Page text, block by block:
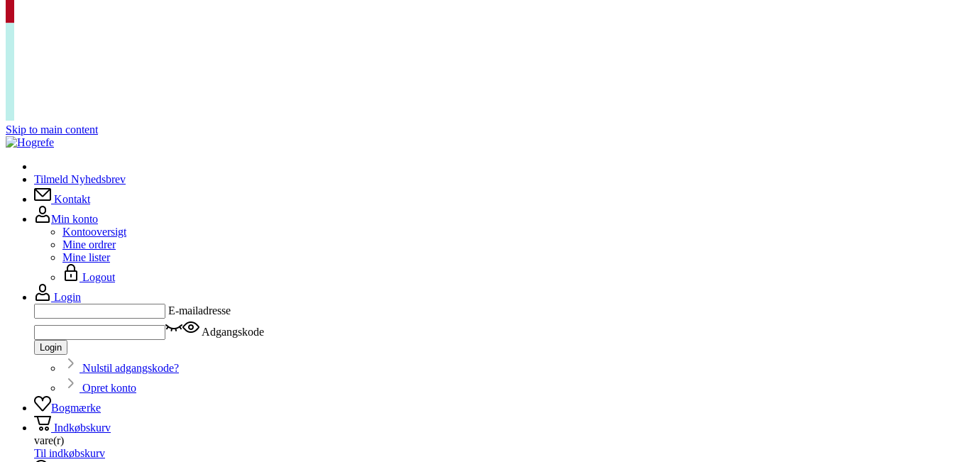
Skip to main content
Tilmeld Nyhedsbrev
Kontakt
Min konto
Kontooversigt
Mine ordrer
Mine lister
Logout
Login
E-mailadresse
Adgangskode
Login
Nulstil adgangskode?
Opret konto
Bogmærke
Indkøbskurv
vare(r)
Til indkøbskurv